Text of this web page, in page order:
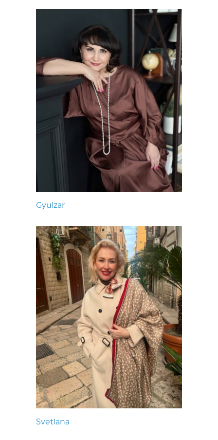
Gyulzar
Svetlana